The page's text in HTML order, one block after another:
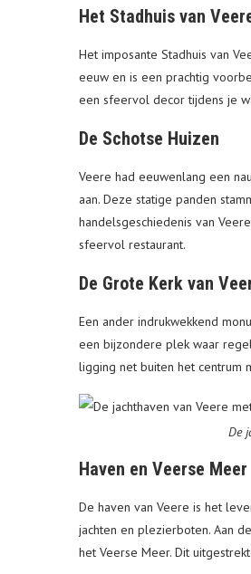
Het Stadhuis van
Het imposante Stadhuis van
eeuw en is een prachtig
een sfeervol decor tijdens je
De Schotse Huizen
Veere had eeuwenlang een
aan. Deze statige panden
handelsgeschiedenis van
sfeervol restaurant.
De Grote Kerk van
Een ander indrukwekkend
een bijzondere plek waar
ligging net buiten het centrum
De
Haven en Veerse Meer
De haven van Veere is het
jachten en plezierboten. Aan
het Veerse Meer. Dit